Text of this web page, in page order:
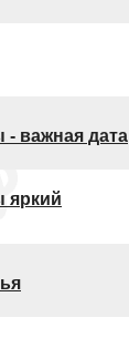
важная дата
яркий